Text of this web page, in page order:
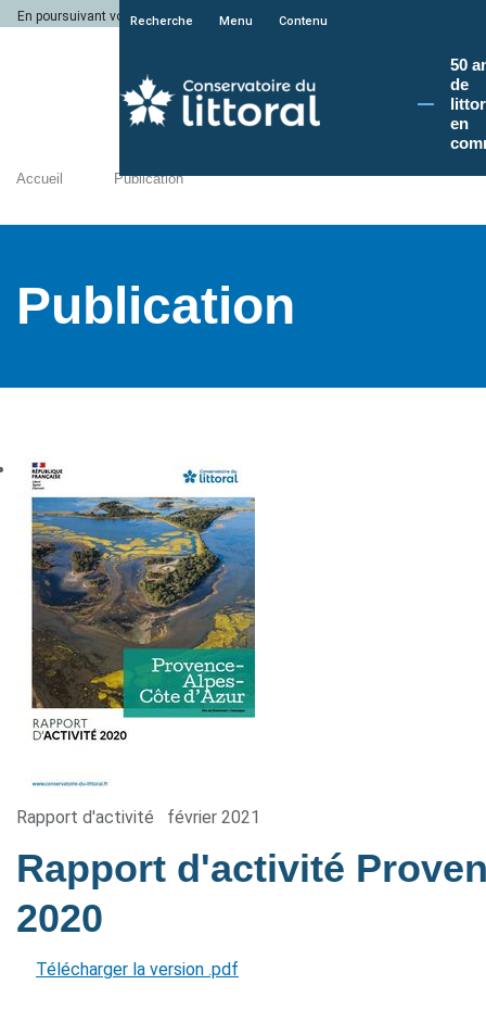
En poursuivant votre navigation sur le site du Conservatoire du littoral, vous
Recherche Menu Contenu
50
de
en
Accueil Publication
Publication
Rapport d'activité février 2021
Rapport d'activité
2020
Télécharger la version .pdf